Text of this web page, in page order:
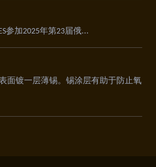
参加2025年第23届俄...
面镀一层薄锡。锡涂层有助于防止氧